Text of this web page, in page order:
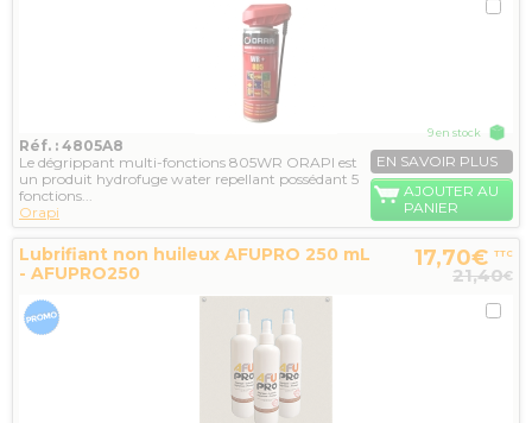
Réf. : 4805A8
Le dégrippant multi-fonctions 805WR ORAPI est
un produit hydrofuge water repellant possédant 5
fonctions...
Orapi
9 en stock
EN SAVOIR PLUS
AJOUTER AU
PANIER
Lubrifiant non huileux AFUPRO 250 mL
- AFUPRO250
17,70€ TTC
21,40€